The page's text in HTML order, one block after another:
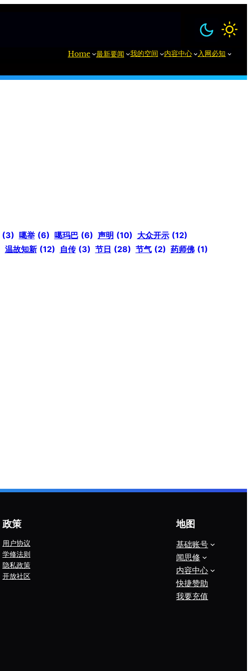
Home 最新要闻 我的空间 内容中心 入网必知
(3) 噶举 (6) 噶玛巴 (6) 声明 (10) 大众开示 (12)
温故知新 (12) 自传 (3) 节日 (28) 节气 (2) 药师佛 (1)
政策
用户协议
学修法则
隐私政策
开放社区
地图
基础账号
闻思修
内容中心
快捷赞助
我要充值